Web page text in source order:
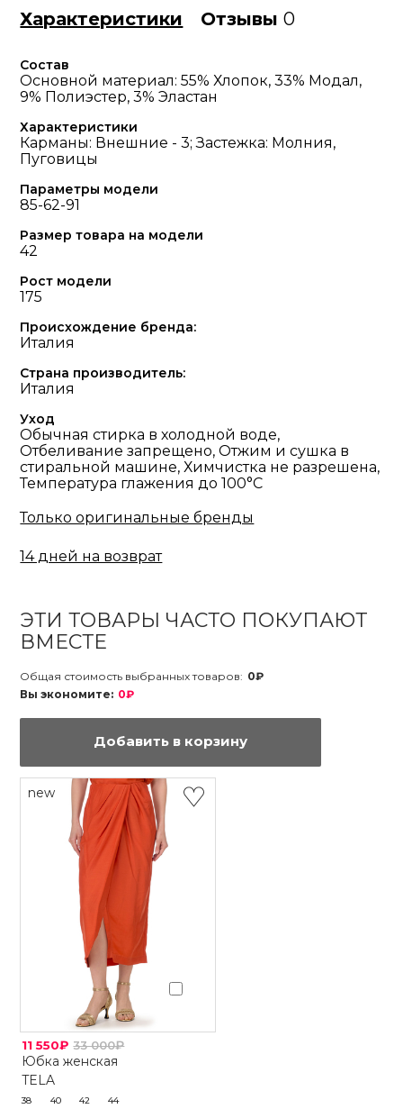
Характеристики Отзывы0
Состав
Основной материал: 55% Хлопок, 33% Модал,
9% Полиэстер, 3% Эластан
Характеристики
Карманы: Внешние - 3; Застежка: Молния,
Пуговицы
Параметры модели
85-62-91
Размер товара на модели
42
Рост модели
175
Происхождение бренда:
Италия
Страна производитель:
Италия
Уход
Обычная стирка в холодной воде,
Отбеливание запрещено, Отжим и сушка в
стиральной машине, Химчистка не разрешена,
Температура глажения до 100°С
Только оригинальные бренды
14 дней на возврат
ЭТИ ТОВАРЫ ЧАСТО ПОКУПАЮТ
ВМЕСТЕ
Общая стоимость выбранных товаров: 0₽
Вы экономите: 0₽
Добавить в корзину
new
11 550₽ 33 000₽
Юбка женская
TELA
38 40 42 44